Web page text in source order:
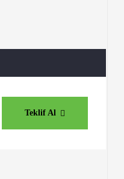
Teklif Al